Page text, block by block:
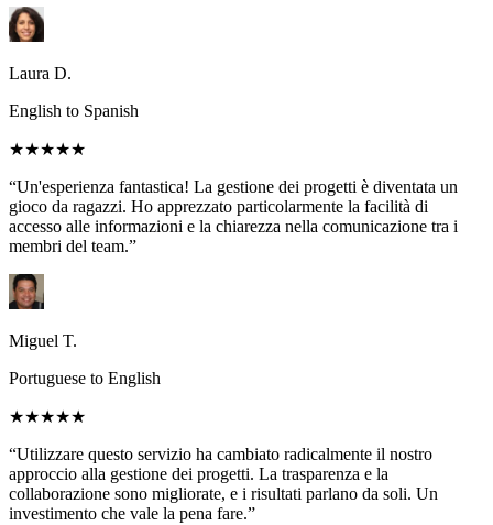
Laura D.
English to Spanish
★★★★★
“Un'esperienza fantastica! La gestione dei progetti è diventata un
gioco da ragazzi. Ho apprezzato particolarmente la facilità di
accesso alle informazioni e la chiarezza nella comunicazione tra i
membri del team.”
Miguel T.
Portuguese to English
★★★★★
“Utilizzare questo servizio ha cambiato radicalmente il nostro
approccio alla gestione dei progetti. La trasparenza e la
collaborazione sono migliorate, e i risultati parlano da soli. Un
investimento che vale la pena fare.”